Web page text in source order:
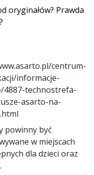
oryginałów? Prawda
centrum-
informacje-
4887-technostrefa-
asarto-na-
powinny być
w miejscach
dla dzieci oraz